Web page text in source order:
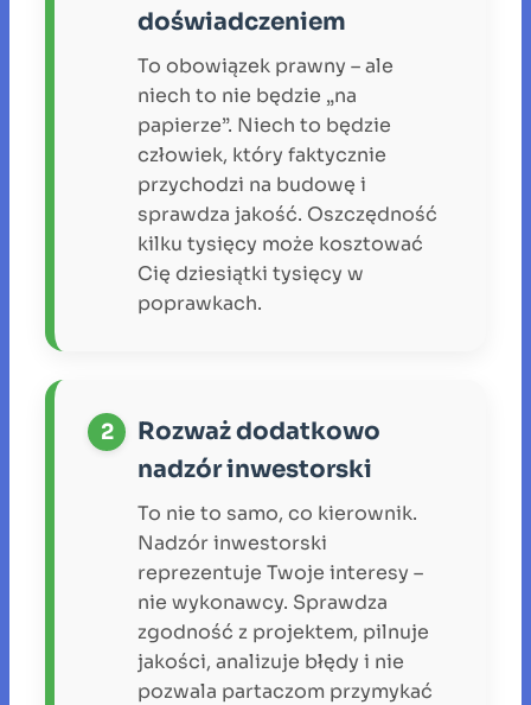
doświadczeniem
To obowiązek prawny – ale
niech to nie będzie „na
papierze”. Niech to będzie
człowiek, który faktycznie
przychodzi na budowę i
sprawdza jakość. Oszczędność
kilku tysięcy może kosztować
Cię dziesiątki tysięcy w
poprawkach.
Rozważ dodatkowo
nadzór inwestorski
To nie to samo, co kierownik.
Nadzór inwestorski
reprezentuje Twoje interesy –
nie wykonawcy. Sprawdza
zgodność z projektem, pilnuje
jakości, analizuje błędy i nie
pozwala partaczom przymykać